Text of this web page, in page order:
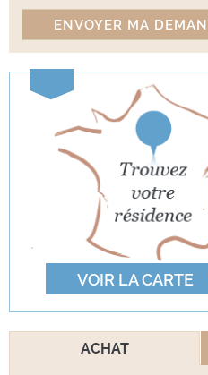
VOIR LA CARTE
ACHAT